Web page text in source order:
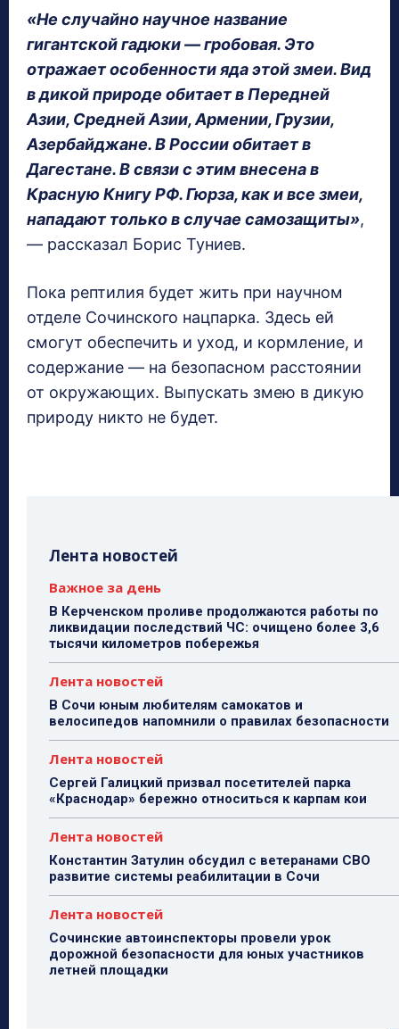
«Не случайно научное название
гигантской гадюки — гробовая. Это
отражает особенности яда этой змеи. Вид
в дикой природе обитает в Передней
Азии, Средней Азии, Армении, Грузии,
Азербайджане. В России обитает в
Дагестане. В связи с этим внесена в
Красную Книгу РФ. Гюрза, как и все змеи,
нападают только в случае самозащиты»,
— рассказал Борис Туниев.
Пока рептилия будет жить при научном
отделе Сочинского нацпарка. Здесь ей
смогут обеспечить и уход, и кормление, и
содержание — на безопасном расстоянии
от окружающих. Выпускать змею в дикую
природу никто не будет.
Лента новостей
Важное за день
В Керченском проливе продолжаются работы по
ликвидации последствий ЧС: очищено более 3,6
тысячи километров побережья
Лента новостей
В Сочи юным любителям самокатов и
велосипедов напомнили о правилах безопасности
Лента новостей
Сергей Галицкий призвал посетителей парка
«Краснодар» бережно относиться к карпам кои
Лента новостей
Константин Затулин обсудил с ветеранами СВО
развитие системы реабилитации в Сочи
Лента новостей
Сочинские автоинспекторы провели урок
дорожной безопасности для юных участников
летней площадки